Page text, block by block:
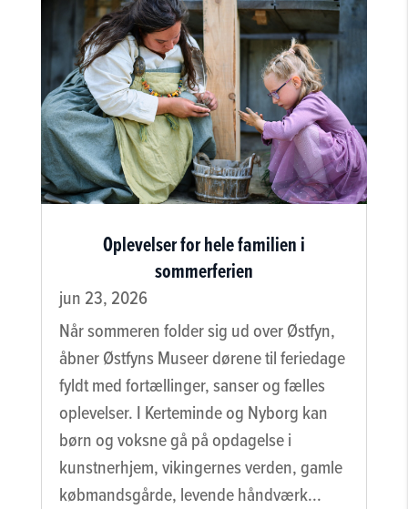
Oplevelser for hele familien i
sommerferien
jun 23, 2026
Når sommeren folder sig ud over Østfyn,
åbner Østfyns Museer dørene til feriedage
fyldt med fortællinger, sanser og fælles
oplevelser. I Kerteminde og Nyborg kan
børn og voksne gå på opdagelse i
kunstnerhjem, vikingernes verden, gamle
købmandsgårde, levende håndværk...